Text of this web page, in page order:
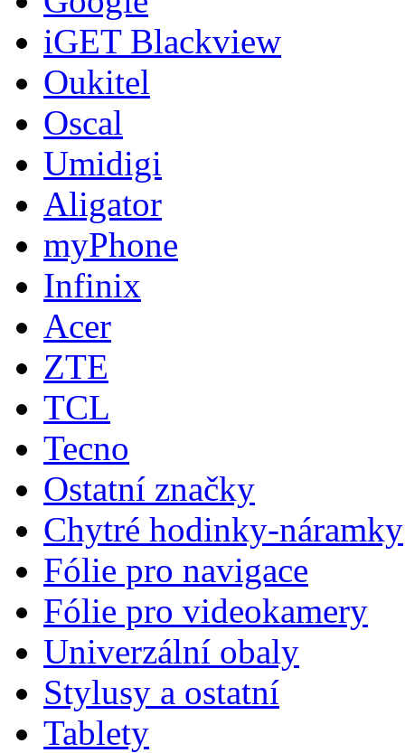
iGET Blackview
Oukitel
Oscal
Umidigi
Aligator
myPhone
Infinix
Acer
ZTE
TCL
Tecno
Ostatní značky
Chytré hodinky-náramky
Fólie pro navigace
Fólie pro videokamery
Univerzální obaly
Stylusy a ostatní
Tablety